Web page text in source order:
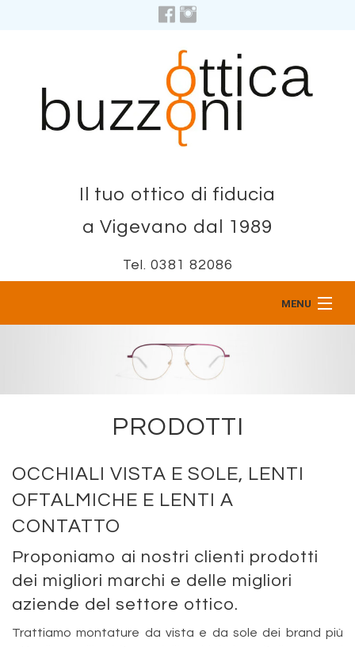
Il tuo ottico di fiducia
a Vigevano dal 1989
Tel. 0381 82086
MENU
Home
Contatti
PRODOTTI
OCCHIALI VISTA E SOLE, LENTI
OFTALMICHE E LENTI A
CONTATTO
Proponiamo ai nostri clienti prodotti
dei migliori marchi e delle migliori
aziende del settore ottico.
Trattiamo montature da vista e da sole dei brand più